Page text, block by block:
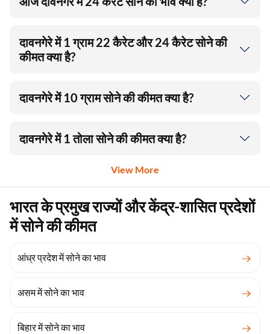
दावनगेरे में 1 ग्राम 22 कैरेट और 24 कैरेट सोने की
कीमत क्या है?
दावनगेरे में 10 ग्राम सोने की कीमत क्या है?
दावनगेरे में 1 तोला सोने की कीमत क्या है?
View More
भारत के प्रमुख राज्यों और केंद्र-शासित प्रदेशों
में सोने की कीमत
आंध्र प्रदेश में सोने का भाव
असम में सोने का भाव
बिहार में सोने का भाव